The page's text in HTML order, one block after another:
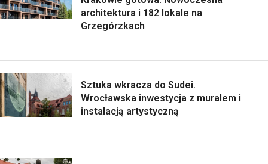
architektura i 182 lokale na
Grzegórzkach
Sztuka wkracza do Sudei.
Wrocławska inwestycja z muralem i
instalacją artystyczną